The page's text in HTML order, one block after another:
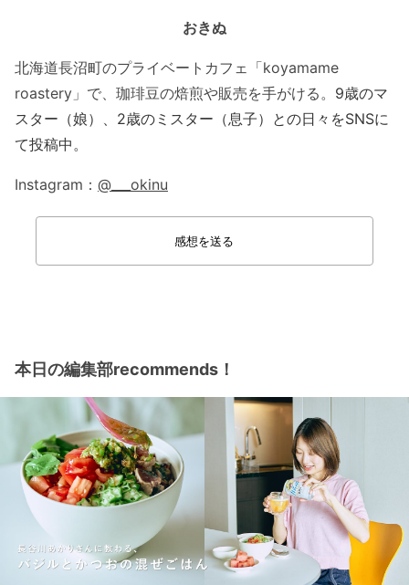
おきぬ
北海道長沼町のプライベートカフェ「koyamame
roastery」で、珈琲豆の焙煎や販売を手がける。 9歳のマ
スター（娘）、2歳のミスター（息子）との日々をSNSに
て投稿中。
Instagram： @___okinu
感想を送る
本日の編集部recommends！